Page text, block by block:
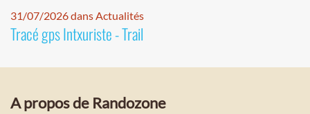
31/07/2026 dans Actualités
Tracé gps Intxuriste - Trail
A propos de Randozone